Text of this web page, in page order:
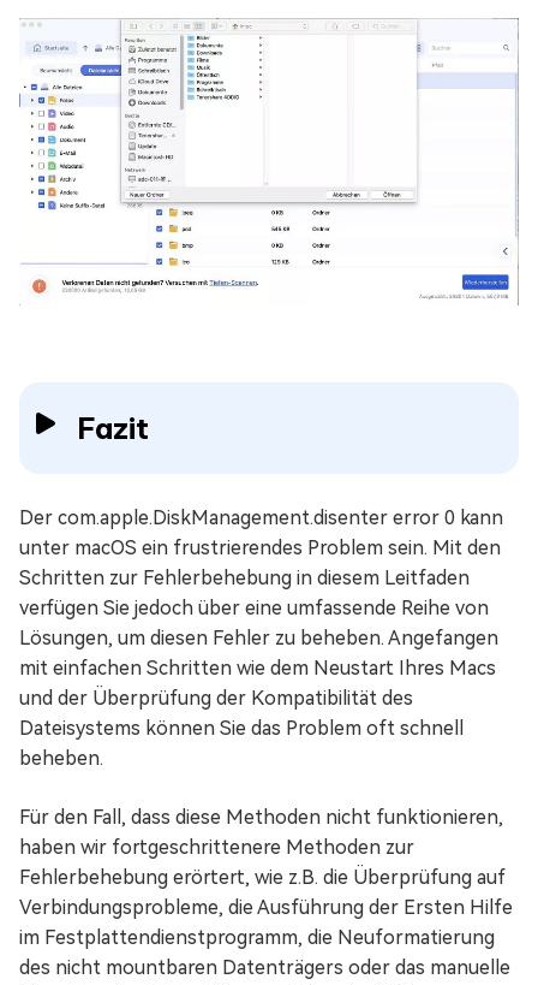
Fazit
Der com.apple.DiskManagement.disenter error 0 kann
unter macOS ein frustrierendes Problem sein. Mit den
Schritten zur Fehlerbehebung in diesem Leitfaden
verfügen Sie jedoch über eine umfassende Reihe von
Lösungen, um diesen Fehler zu beheben. Angefangen
mit einfachen Schritten wie dem Neustart Ihres Macs
und der Überprüfung der Kompatibilität des
Dateisystems können Sie das Problem oft schnell
beheben.
Für den Fall, dass diese Methoden nicht funktionieren,
haben wir fortgeschrittenere Methoden zur
Fehlerbehebung erörtert, wie z.B. die Überprüfung auf
Verbindungsprobleme, die Ausführung der Ersten Hilfe
im Festplattendienstprogramm, die Neuformatierung
des nicht mountbaren Datenträgers oder das manuelle